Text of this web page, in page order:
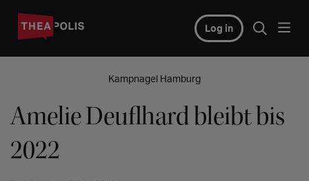
Log in
Kampnagel Hamburg
Amelie Deuflhard bleibt bis
2022